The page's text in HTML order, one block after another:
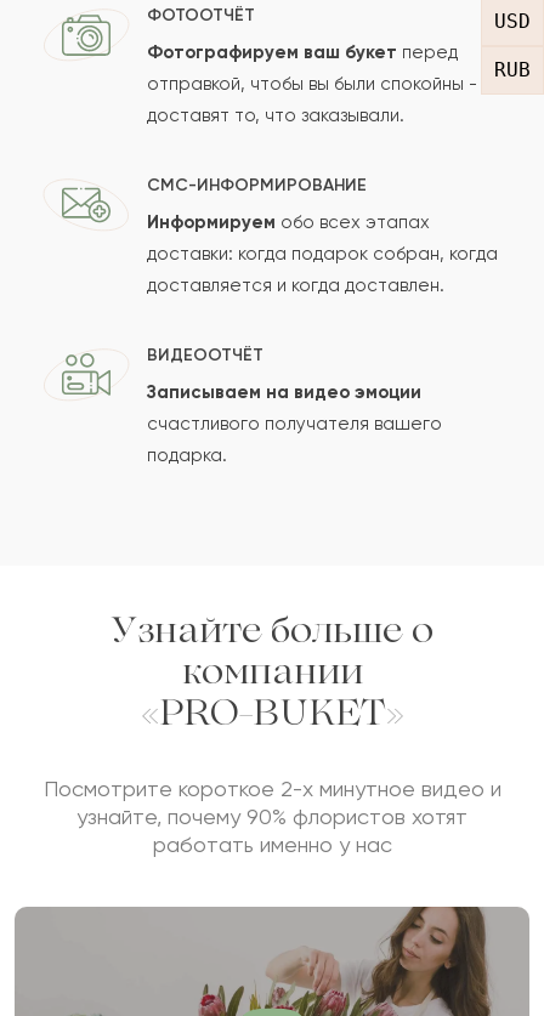
USD
RUB
Отзыв
Сколько будет
Отзыв будет опубликован после проверки.
Проверяем на спам.
ФОТООТЧЁТ
Фотографируем ваш букет перед
отправкой, чтобы вы были спокойны -
доставят то, что заказывали.
СМС-ИНФОРМИРОВАНИЕ
Информируем обо всех этапах
доставки: когда подарок собран, когда
доставляется и когда доставлен.
ВИДЕООТЧЁТ
Записываем на видео эмоции
счастливого получателя вашего
подарка.
Узнайте больше о
компании
«PRO-BUKET»
Посмотрите короткое 2-х минутное видео и
узнайте, почему 90% флористов хотят
работать именно у нас